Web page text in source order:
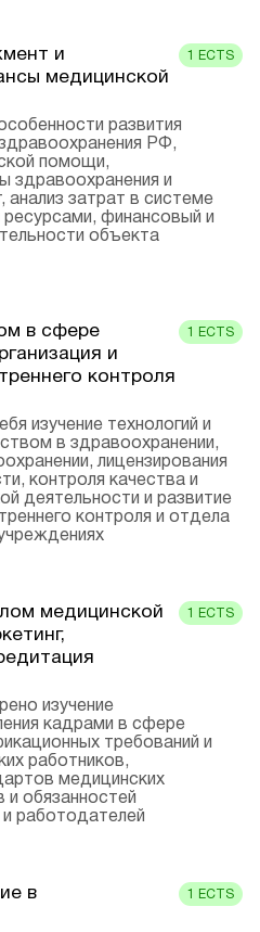
и
медицинской
1 ECTS
развития
РФ,
помощи,
здравоохранения и
затрат в системе
финансовый и
объекта
в сфере
и
контроля
1 ECTS
изучение технологий и
в здравоохранении,
лицензирования
контроля качества и
деятельности и развитие
контроля и отдела
медицинской
1 ECTS
изучение
кадрами в сфере
требований и
работников,
медицинских
и обязанностей
работодателей
в
1 ECTS